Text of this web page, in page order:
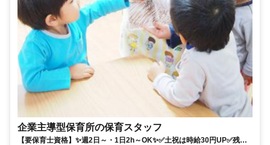
企業主導型保育所の保育スタッフ
【要保育士資格】✨週2日～・1日2h～OK✨✅土祝は時給30円UP✅残業